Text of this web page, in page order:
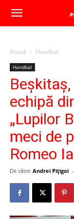
Acasă Handbal
Handbal
echipă
„Lupilor
meci de
Romeo
De către Andrei Pițigoi -